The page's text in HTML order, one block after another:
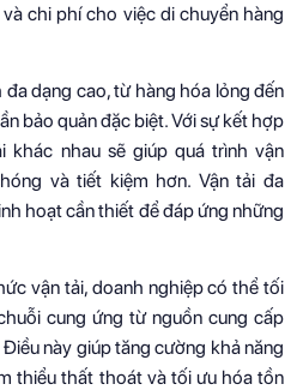
chi phí cho việc di chuyển hàng
dạng cao, từ hàng hóa lỏng đến
bảo quản đặc biệt. Với sự kết hợp
khác nhau sẽ giúp quá trình vận
và tiết kiệm hơn. Vận tải đa
hoạt cần thiết để đáp ứng những
vận tải, doanh nghiệp có thể tối
cung ứng từ nguồn cung cấp
này giúp tăng cường khả năng
thiểu thất thoát và tối ưu hóa tồn